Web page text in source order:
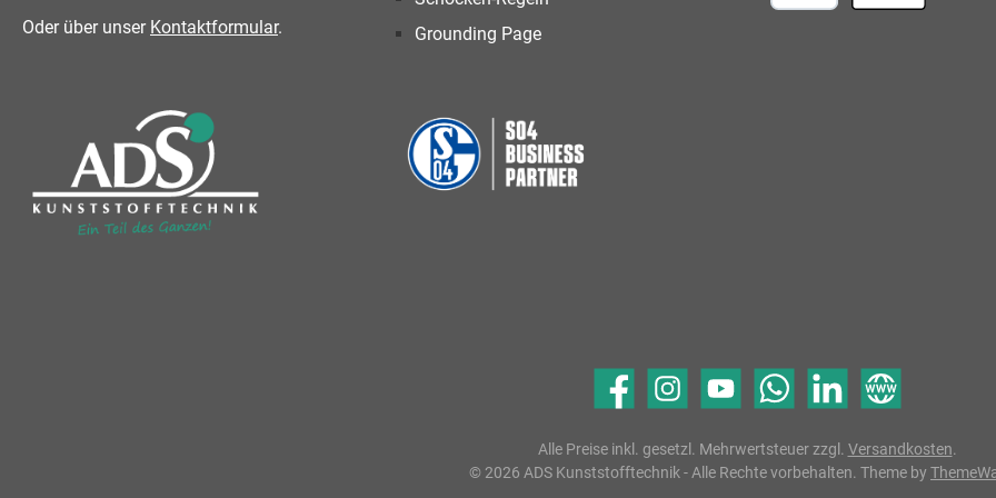
Oder über unser Kontaktformular.
Grounding Page
FacebookInstagramYouTube WhatsAppLinkedIn Website
Alle Preise inkl. gesetzl. Mehrwertsteuer zzgl. Versandkosten.
© 2026 ADS Kunststofftechnik - Alle Rechte vorbehalten. Theme by